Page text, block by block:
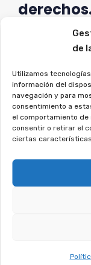
de
Utilizamos
información del
navegación y para
consentimiento a
el comportamiento de
consentir o retirar el
ciertas
Si firmaste un
veremos si
de
Las tarjetas
excesivos y
demandas en